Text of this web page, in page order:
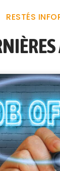
RESTÉS